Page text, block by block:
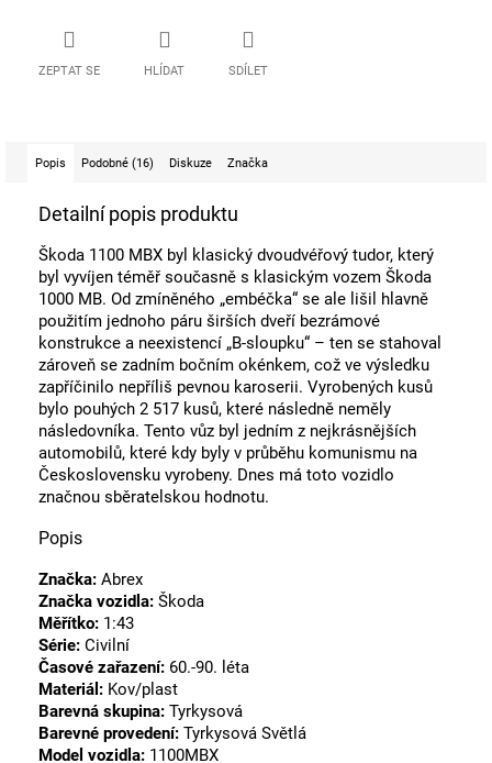
ZEPTAT SE HLÍDAT SDÍLET
Popis Podobné (16) Diskuze Značka
Detailní popis produktu
Škoda 1100 MBX byl klasický dvoudvéřový tudor, který
byl vyvíjen téměř současně s klasickým vozem Škoda
1000 MB. Od zmíněného „embéčka“ se ale lišil hlavně
použitím jednoho páru širších dveří bezrámové
konstrukce a neexistencí „B-sloupku“ – ten se stahoval
zároveň se zadním bočním okénkem, což ve výsledku
zapříčinilo nepříliš pevnou karoserii. Vyrobených kusů
bylo pouhých 2 517 kusů, které následně neměly
následovníka. Tento vůz byl jedním z nejkrásnějších
automobilů, které kdy byly v průběhu komunismu na
Československu vyrobeny. Dnes má toto vozidlo
značnou sběratelskou hodnotu.
Popis
Značka: Abrex
Značka vozidla: Škoda
Měřítko: 1:43
Série: Civilní
Časové zařazení: 60.-90. léta
Materiál: Kov/plast
Barevná skupina: Tyrkysová
Barevné provedení: Tyrkysová Světlá
Model vozidla: 1100MBX